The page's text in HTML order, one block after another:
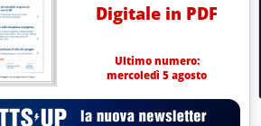
Digitale in PDF
Ultimo numero:
mercoledì 5 agosto